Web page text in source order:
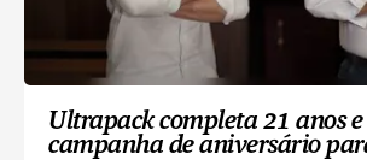
Ultrapack completa 21 anos
campanha de aniversário